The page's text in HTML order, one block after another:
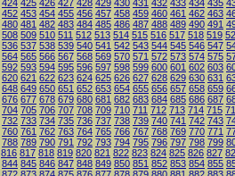
424 425 426 427 428 429 430 431 432 433 434 435
452 453 454 455 456 457 458 459 460 461 462 463
480 481 482 483 484 485 486 487 488 489 490 491
508 509 510 511 512 513 514 515 516 517 518 519
536 537 538 539 540 541 542 543 544 545 546 547
564 565 566 567 568 569 570 571 572 573 574 575
592 593 594 595 596 597 598 599 600 601 602 603
620 621 622 623 624 625 626 627 628 629 630 631
648 649 650 651 652 653 654 655 656 657 658 659
676 677 678 679 680 681 682 683 684 685 686 687
704 705 706 707 708 709 710 711 712 713 714 715
732 733 734 735 736 737 738 739 740 741 742 743
760 761 762 763 764 765 766 767 768 769 770 771
788 789 790 791 792 793 794 795 796 797 798 799
816 817 818 819 820 821 822 823 824 825 826 827
844 845 846 847 848 849 850 851 852 853 854 855